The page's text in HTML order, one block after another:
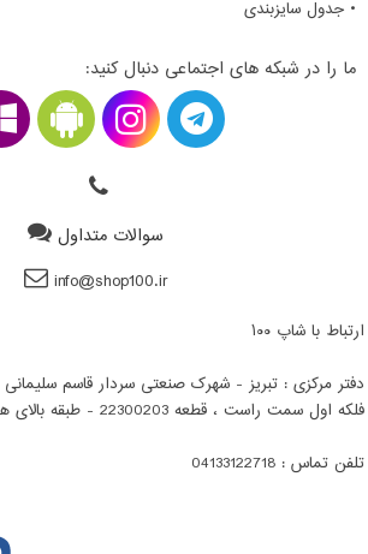
• جدول سایزبندی
ما را در شبکه های اجتماعی دنبال کنید:
سوالات متداول
info@shop100.ir
ارتباط با شاپ ۱۰۰
فلکه اول سمت راست ، قطعه 22300203 - طبقه بالای همکف
تلفن تماس : 04133122718